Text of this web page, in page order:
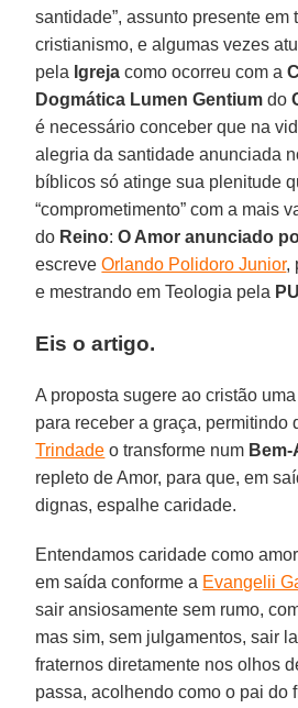
santidade”, assunto presente em
cristianismo, e algumas vezes
pela Igreja como ocorreu com a
Dogmática Lumen Gentium do
é necessário conceber que na
alegria da santidade anunciada
bíblicos só atinge sua plenitude
“comprometimento” com a mais
do Reino:O Amor anunciado
escreveOrlando Polidoro Junior,
e mestrando em Teologia pela
Eis o artigo.
A proposta sugere ao cristão
para receber a graça, permitindo
Trindade o transforme num
repleto de Amor, para que, em
dignas, espalhe caridade.
Entendamos caridade como
em saída conforme a Evangelii
sair ansiosamente sem rumo,
mas sim, sem julgamentos, sair
fraternos diretamente nos olhos
passa, acolhendo como o pai do